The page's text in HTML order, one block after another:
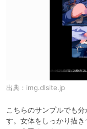
出典： img.dlsite.jp
こちらのサンプルでも
す。女体をしっかり描